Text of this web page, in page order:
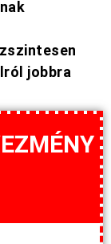
jobbra